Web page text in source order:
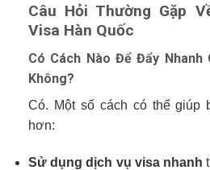
Câu Hỏi Thường Gặp
Visa Hàn Quốc
Có Cách Nào Để Đẩy Nhanh
Không?
Có. Một số cách có thể giúp
hơn:
Sử dụng dịch vụ visa nhanh